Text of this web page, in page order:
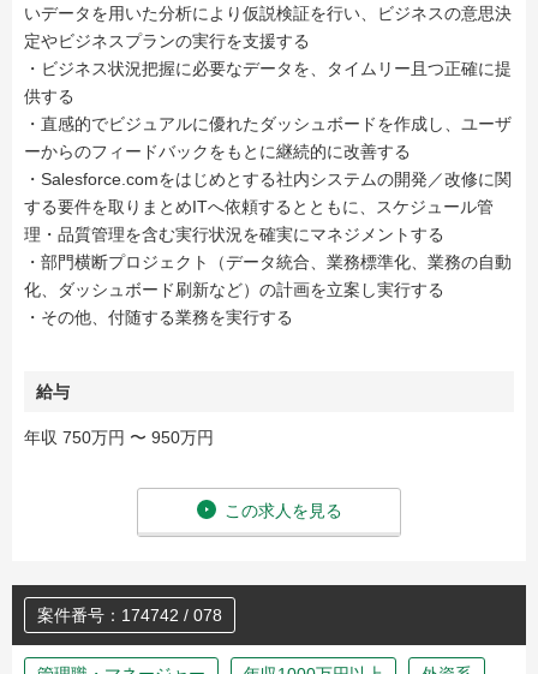
いデータを用いた分析により仮説検証を行い、ビジネスの意思決
定やビジネスプランの実行を支援する
・ビジネス状況把握に必要なデータを、タイムリー且つ正確に提
供する
・直感的でビジュアルに優れたダッシュボードを作成し、ユーザ
ーからのフィードバックをもとに継続的に改善する
・Salesforce.comをはじめとする社内システムの開発／改修に関
する要件を取りまとめITへ依頼するとともに、スケジュール管
理・品質管理を含む実行状況を確実にマネジメントする
・部門横断プロジェクト（データ統合、業務標準化、業務の自動
化、ダッシュボード刷新など）の計画を立案し実行する
・その他、付随する業務を実行する
給与
年収 750万円 〜 950万円
この求人を見る
案件番号：174742 / 078